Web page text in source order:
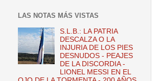
LAS NOTAS MÁS VISTAS
S.L.B.: LA PATRIA
DESCALZA O LA
INJURIA DE LOS PIES
DESNUDOS - PEAJES
DE LA DISCORDIA -
LIONEL MESSI EN EL